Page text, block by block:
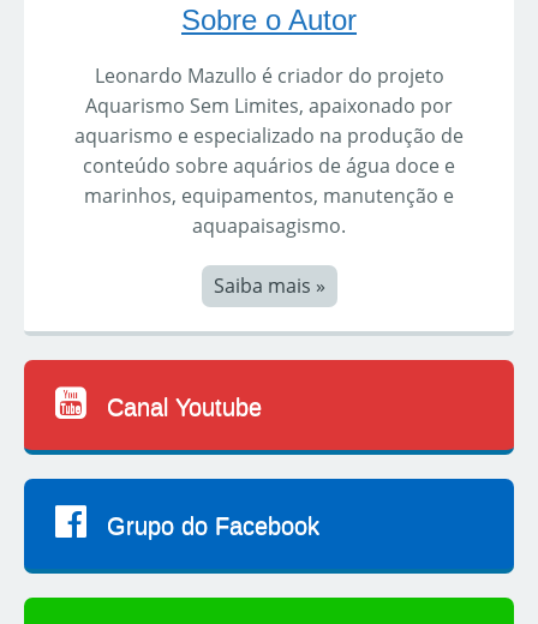
Sobre o Autor
Leonardo Mazullo é criador do projeto
Aquarismo Sem Limites, apaixonado por
aquarismo e especializado na produção de
conteúdo sobre aquários de água doce e
marinhos, equipamentos, manutenção e
aquapaisagismo.
Saiba mais »
Canal Youtube
Grupo do Facebook